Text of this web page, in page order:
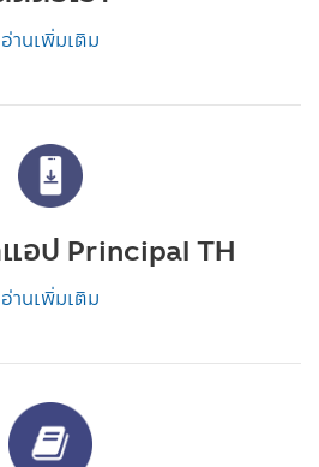
อ่านเพิ่มเติม
อป Principal TH
อ่านเพิ่มเติม